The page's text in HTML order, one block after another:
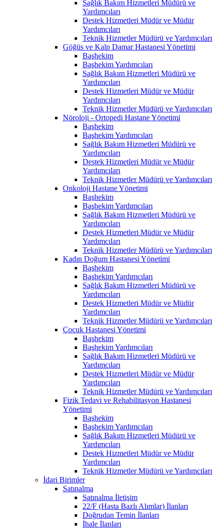
Sağlık Bakım Hizmetleri Müdürü ve
Yardımcıları
Destek Hizmetleri Müdür ve Müdür
Yardımcıları
Teknik Hizmetler Müdürü ve Yardımcıları
Göğüs ve Kalp Damar Hastanesi Yönetimi
Başhekim
Başhekim Yardımcıları
Sağlık Bakım Hizmetleri Müdürü ve
Yardımcıları
Destek Hizmetleri Müdür ve Müdür
Yardımcıları
Teknik Hizmetler Müdürü ve Yardımcıları
Nöroloji - Ortopedi Hastane Yönetimi
Başhekim
Başhekim Yardımcıları
Sağlık Bakım Hizmetleri Müdürü ve
Yardımcıları
Destek Hizmetleri Müdür ve Müdür
Yardımcıları
Teknik Hizmetler Müdürü ve Yardımcıları
Onkoloji Hastane Yönetimi
Başhekim
Başhekim Yardımcıları
Sağlık Bakım Hizmetleri Müdürü ve
Yardımcıları
Destek Hizmetleri Müdür ve Müdür
Yardımcıları
Teknik Hizmetler Müdürü ve Yardımcıları
Kadın Doğum Hastanesi Yönetimi
Başhekim
Başhekim Yardımcıları
Sağlık Bakım Hizmetleri Müdürü ve
Yardımcıları
Destek Hizmetleri Müdür ve Müdür
Yardımcıları
Teknik Hizmetler Müdürü ve Yardımcıları
Çocuk Hastanesi Yönetimi
Başhekim
Başhekim Yardımcıları
Sağlık Bakım Hizmetleri Müdürü ve
Yardımcıları
Destek Hizmetleri Müdür ve Müdür
Yardımcıları
Teknik Hizmetler Müdürü ve Yardımcıları
Fizik Tedavi ve Rehabilitasyon Hastanesi
Yönetimi
Başhekim
Başhekim Yardımcıları
Sağlık Bakım Hizmetleri Müdürü ve
Yardımcıları
Destek Hizmetleri Müdür ve Müdür
Yardımcıları
Teknik Hizmetler Müdürü ve Yardımcıları
İdari Birimler
Satınalma
Satınalma İletişim
22/F (Hasta Bazlı Alımlar) İlanları
Doğrudan Temin İlanları
İhale İlanları